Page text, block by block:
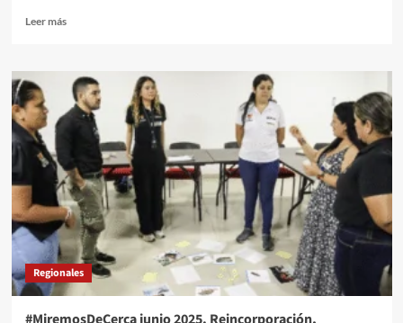
Leer másLeer
urbana
junio
2025:
prioriza
Iris
Marin,
Defensora
del
Pueblo.
Regionales